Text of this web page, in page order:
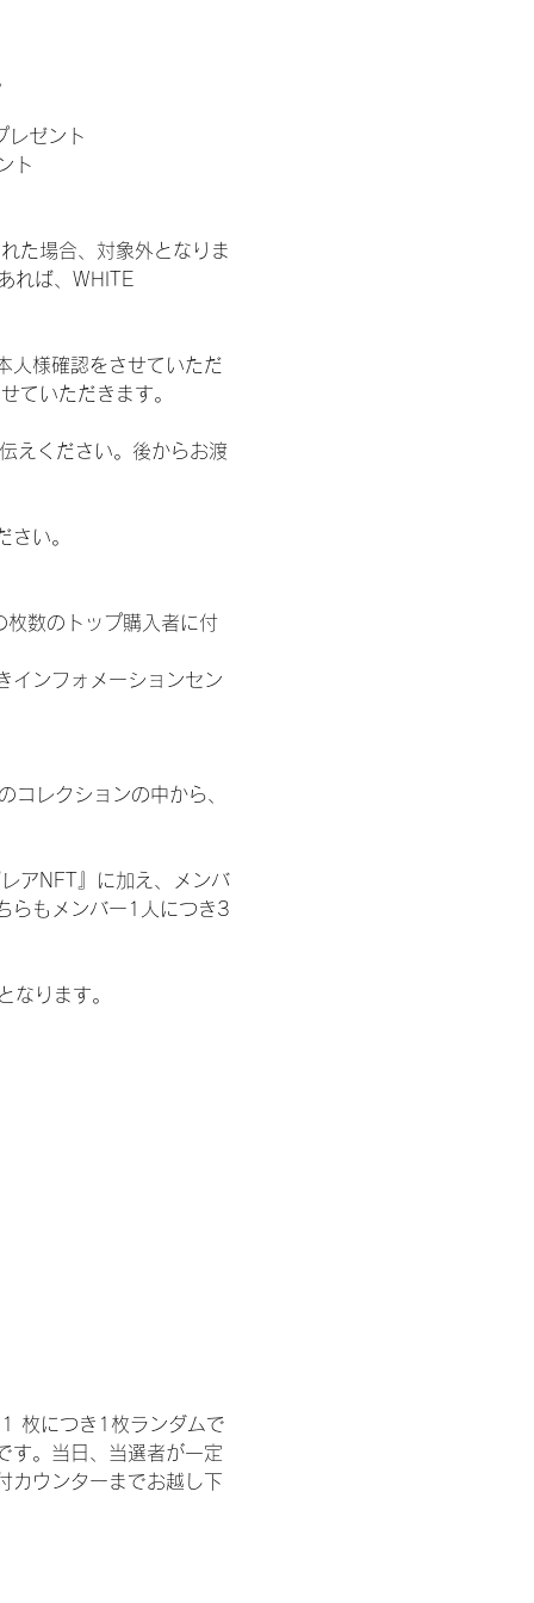
レゼント
ト
た場合、対象外となりま
れば、WHITE
人様確認をさせていただ
ていただきます。
えください。後からお渡
い。
数のトップ購入者に付
インフォメーションセン
レクションの中から、
アNFT』に加え、メンバ
らもメンバー1人につき3
なります。
枚につき1枚ランダムで
す。当日、当選者が一定
カウンターまでお越し下